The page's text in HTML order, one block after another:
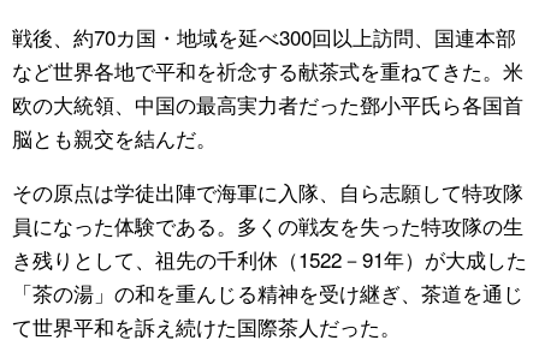
戦後、約70カ国・地域を延べ300回以上訪問、国連本部
など世界各地で平和を祈念する献茶式を重ねてきた。米
欧の大統領、中国の最高実力者だった鄧小平氏ら各国首
脳とも親交を結んだ。
その原点は学徒出陣で海軍に入隊、自ら志願して特攻隊
員になった体験である。多くの戦友を失った特攻隊の生
き残りとして、祖先の千利休（1522－91年）が大成した
「茶の湯」の和を重んじる精神を受け継ぎ、茶道を通じ
て世界平和を訴え続けた国際茶人だった。